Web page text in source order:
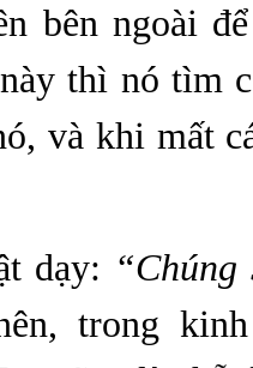
bên ngoài
thì nó tìm
và khi mất
dạy: “Chúng
trong